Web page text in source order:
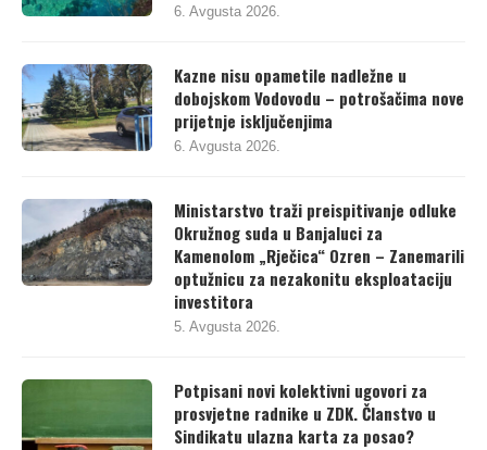
6. Avgusta 2026.
Kazne nisu opametile nadležne u
dobojskom Vodovodu – potrošačima nove
prijetnje isključenjima
6. Avgusta 2026.
Ministarstvo traži preispitivanje odluke
Okružnog suda u Banjaluci za
Kamenolom „Rječica“ Ozren – Zanemarili
optužnicu za nezakonitu eksploataciju
investitora
5. Avgusta 2026.
Potpisani novi kolektivni ugovori za
prosvjetne radnike u ZDK. Članstvo u
Sindikatu ulazna karta za posao?